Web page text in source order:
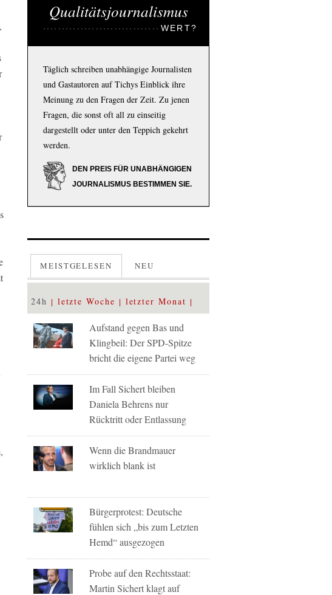
Qualitätsjournalismus
WERT?
Täglich schreiben unabhängige Journalisten
und Gastautoren auf Tichys Einblick ihre
Meinung zu den Fragen der Zeit. Zu jenen
Fragen, die sonst oft all zu einseitig
dargestellt oder unter den Teppich gekehrt
werden.
DEN PREIS FÜR UNABHÄNGIGEN
JOURNALISMUS BESTIMMEN SIE.
MEISTGELESEN NEU
24h letzte Woche letzter Monat
Aufstand gegen Bas und
Klingbeil: Der SPD-Spitze
bricht die eigene Partei weg
Im Fall Sichert bleiben
Daniela Behrens nur
Rücktritt oder Entlassung
Wenn die Brandmauer
wirklich blank ist
Bürgerprotest: Deutsche
fühlen sich „bis zum Letzten
Hemd“ ausgezogen
Probe auf den Rechtsstaat:
Martin Sichert klagt auf